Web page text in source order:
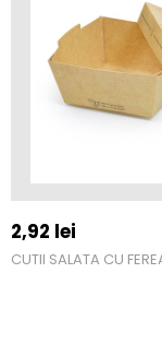
2,92 lei
CUTII SALATA CU